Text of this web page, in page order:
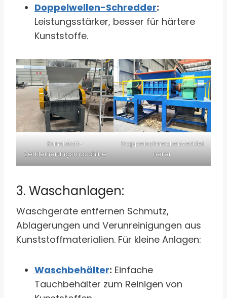
Doppelwellen-Schredder:
Leistungsstärker, besser für härtere
Kunststoffe.
Kunststoff-
Zerkleinerungsmaschine
Doppelschneckenzerklei
nerer
3. Waschanlagen:
Waschgeräte entfernen Schmutz,
Ablagerungen und Verunreinigungen aus
Kunststoffmaterialien. Für kleine Anlagen:
Waschbehälter: Einfache
Tauchbehälter zum Reinigen von